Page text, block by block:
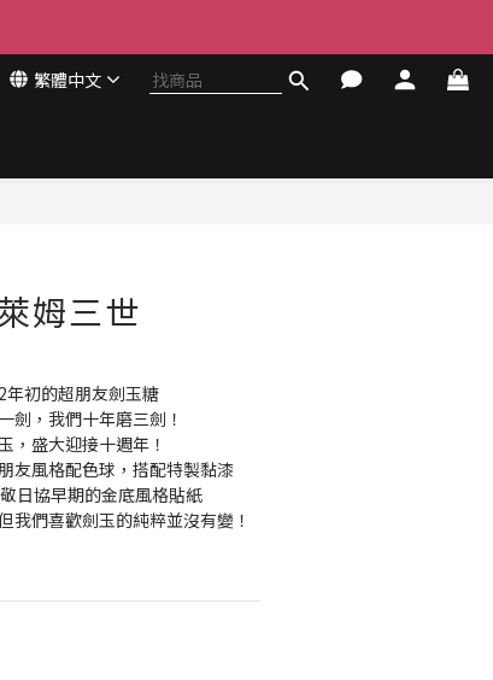
繁體中文
姆三世
初的超朋友劍玉糖
劍，我們十年磨三劍！
，盛大迎接十週年！
友風格配色球，搭配特製黏漆
日協早期的金底風格貼紙
我們喜歡劍玉的純粹並沒有變！